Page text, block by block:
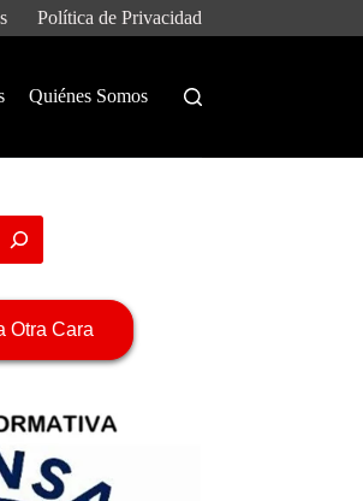
Política de Privacidad
Quiénes Somos
Otra Cara